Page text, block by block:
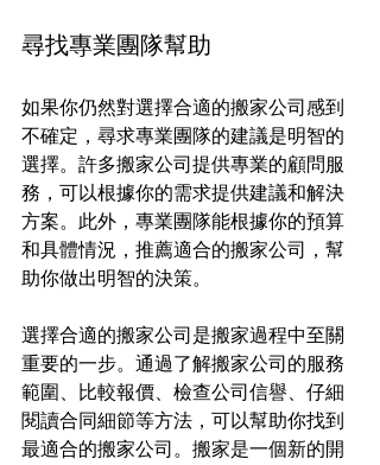
尋找專業團隊幫助
如果你仍然對選擇合適的搬家公司感到
不確定，尋求專業團隊的建議是明智的
選擇。許多搬家公司提供專業的顧問服
務，可以根據你的需求提供建議和解決
方案。此外，專業團隊能根據你的預算
和具體情況，推薦適合的搬家公司，幫
助你做出明智的決策。
選擇合適的搬家公司是搬家過程中至關
重要的一步。通過了解搬家公司的服務
範圍、比較報價、檢查公司信譽、仔細
閱讀合同細節等方法，可以幫助你找到
最適合的搬家公司。搬家是一個新的開